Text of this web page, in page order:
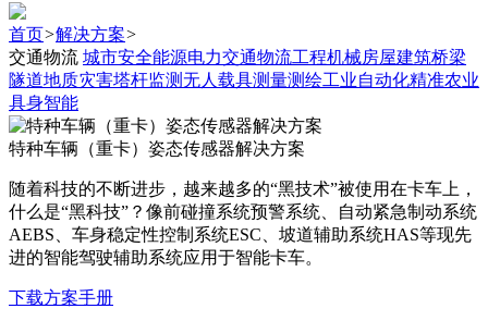
首页>解决方案>
交通物流 城市安全能源电力交通物流工程机械房屋建筑桥梁
隧道地质灾害塔杆监测无人载具测量测绘工业自动化精准农业
具身智能
特种车辆（重卡）姿态传感器解决方案
随着科技的不断进步，越来越多的“黑技术”被使用在卡车上，
什么是“黑科技”？像前碰撞系统预警系统、自动紧急制动系统
AEBS、车身稳定性控制系统ESC、坡道辅助系统HAS等现先
进的智能驾驶辅助系统应用于智能卡车。
下载方案手册